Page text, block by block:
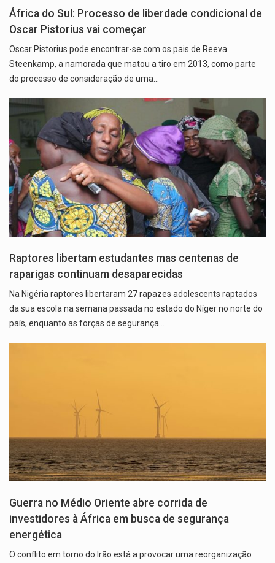
África do Sul: Processo de liberdade condicional de
Oscar Pistorius vai começar
Oscar Pistorius pode encontrar-se com os pais de Reeva
Steenkamp, a namorada que matou a tiro em 2013, como parte
do processo de consideração de uma…
Raptores libertam estudantes mas centenas de
raparigas continuam desaparecidas
Na Nigéria raptores libertaram 27 rapazes adolescents raptados
da sua escola na semana passada no estado do Níger no norte do
país, enquanto as forças de segurança…
Guerra no Médio Oriente abre corrida de
investidores à África em busca de segurança
energética
O conflito em torno do Irão está a provocar uma reorganização